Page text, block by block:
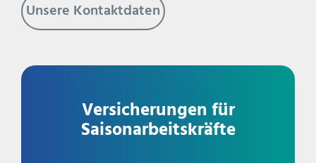
Unsere Kontaktdaten
Versicherungen für
Saisonarbeitskräfte